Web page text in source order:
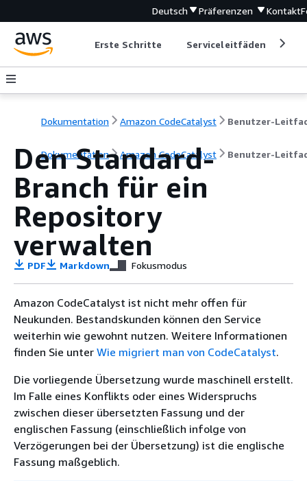
Deutsch Präferenzen Kontakt
Erste Schritte Serviceleitfäden
Dokumentation Amazon CodeCatalyst
Dokumentation Amazon CodeCatalyst Benutzer-
Den Standard-
Branch für ein
Repository
verwalten
PDF Markdown Fokusmodus
Amazon CodeCatalyst ist nicht mehr offen für
Neukunden. Bestandskunden können den Service
weiterhin wie gewohnt nutzen. Weitere Informationen
finden Sie unter Wie migriert man von CodeCatalyst.
Die vorliegende Übersetzung wurde maschinell erstellt.
Im Falle eines Konflikts oder eines Widerspruchs
zwischen dieser übersetzten Fassung und der
englischen Fassung (einschließlich infolge von
Verzögerungen bei der Übersetzung) ist die englische
Fassung maßgeblich.